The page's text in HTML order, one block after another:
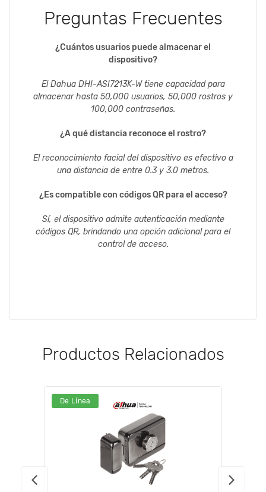
Preguntas Frecuentes
¿Cuántos usuarios puede almacenar el
dispositivo?
El Dahua DHI-ASI7213K-W tiene capacidad para
almacenar hasta 50,000 usuarios, 50,000 rostros y
100,000 contraseñas.
¿A qué distancia reconoce el rostro?
El reconocimiento facial del dispositivo es efectivo a
una distancia de entre 0.3 y 3.0 metros.
¿Es compatible con códigos QR para el acceso?
Sí, el dispositivo admite autenticación mediante
códigos QR, brindando una opción adicional para el
control de acceso.
Productos Relacionados
De Línea